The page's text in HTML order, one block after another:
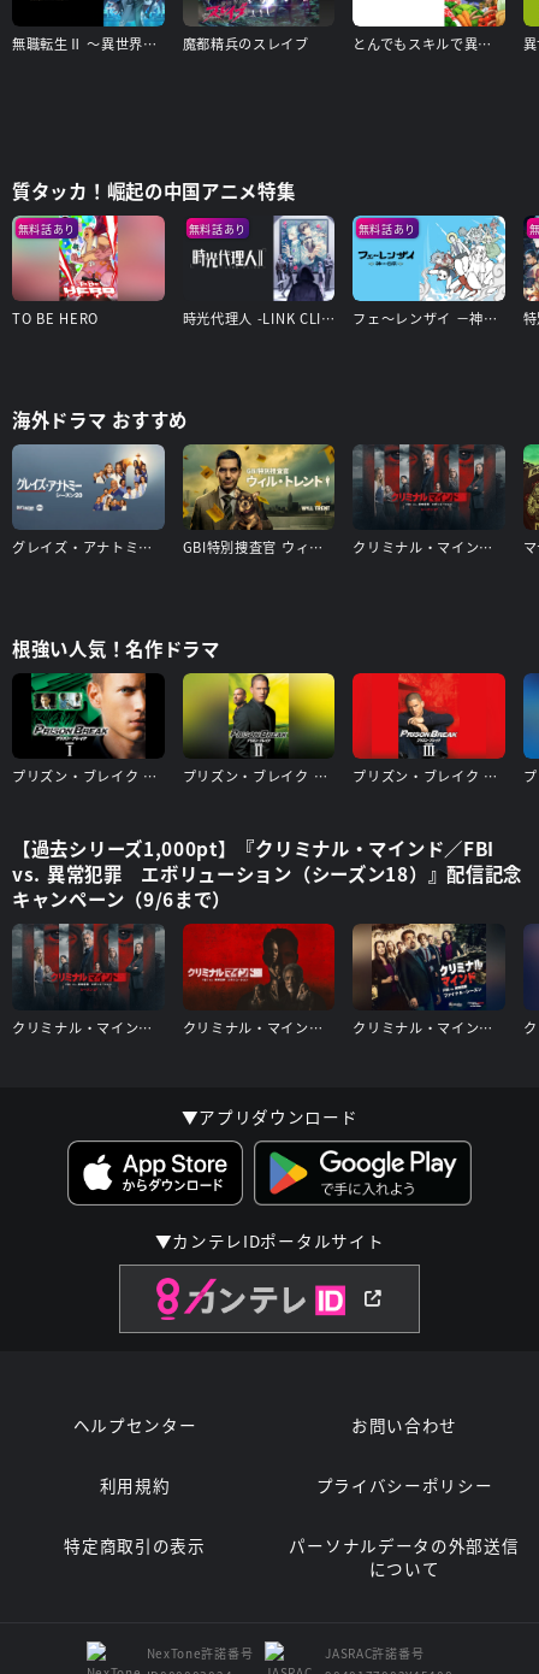
無職転生Ⅱ ～異世界行ったら本気だす～ 魔都精兵のスレイブ とんでもスキルで異世界放浪メシ
質タッカ！崛起の中国アニメ特集
無料話あり
TO BE HERO
無料話あり
時光代理人 -LINK CLICK- Ⅱ
無料話あり
フェ～レンザイ －神さまの日常－
海外ドラマ おすすめ
グレイズ・アナトミー シーズン20 GBI特別捜査官 ウィル・トレント シーズン1 クリミナル・マインド／FBI vs. 異常犯罪 エボリューション（シーズン17）
根強い人気！名作ドラマ
プリズン・ブレイク シーズン1 プリズン・ブレイク シーズン2 プリズン・ブレイク シーズン3
【過去シリーズ1,000pt】『クリミナル・マインド／FBI
vs. 異常犯罪 エボリューション（シーズン18）』配信記念
キャンペーン（9/6まで）
クリミナル・マインド／FBI vs. 異常犯罪 エボリューション（シーズン17） クリミナル・マインド／FBI vs. 異常犯罪 エボリューション（シーズン16） クリミナル・マインド/FBI vs. 異常犯罪 ファイナルシーズン
▼アプリダウンロード
▼カンテレIDポータルサイト
ヘルプセンター お問い合わせ
利用規約 プライバシーポリシー
特定商取引の表示
パーソナルデータの外部送信
について
NexTone許諾番号
JASRAC許諾番号